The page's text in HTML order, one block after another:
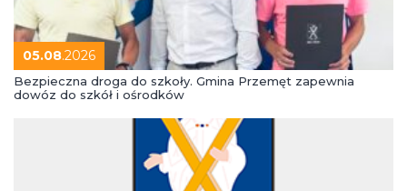
05.08.2026
Bezpieczna droga do szkoły. Gmina Przemęt zapewnia
dowóz do szkół i ośrodków